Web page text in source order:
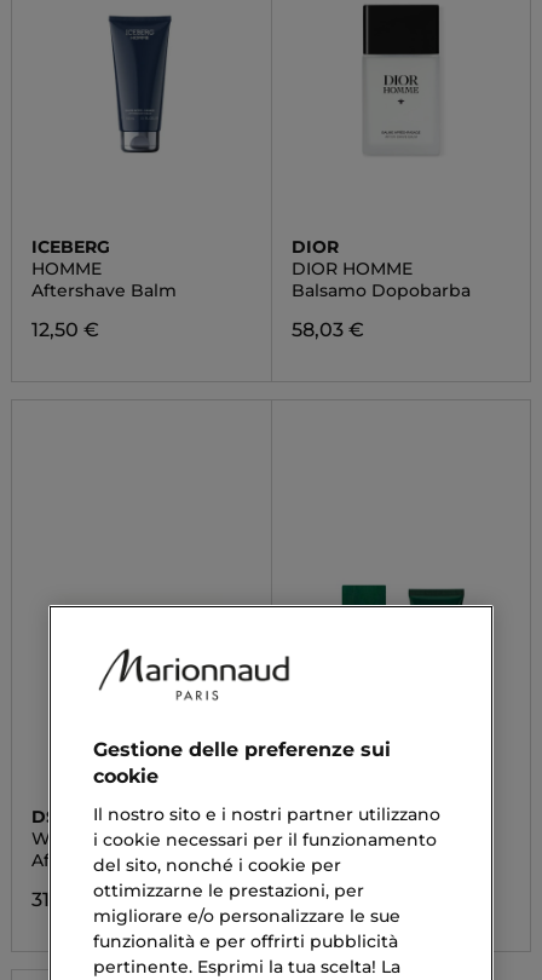
ICEBERG
HOMME
Aftershave Balm
12,50 €
DIOR
DIOR HOMME
Balsamo Dopobarba
58,03 €
DSQUARED²
WOOD DSQUARED2
HOMME
After Shave Balm
31,78 €
DSQUARED²
GREEN WOOD
After Shave Balm
34,23 €
Gestione delle preferenze sui
cookie
Il nostro sito e i nostri partner utilizzano
i cookie necessari per il funzionamento
del sito, nonché i cookie per
ottimizzarne le prestazioni, per
migliorare e/o personalizzare le sue
funzionalità e per offrirti pubblicità
pertinente. Esprimi la tua scelta! La